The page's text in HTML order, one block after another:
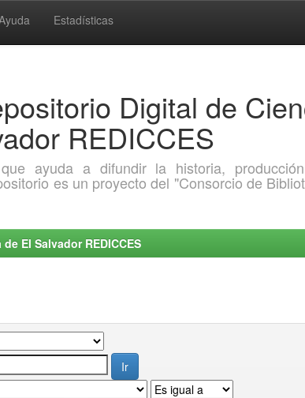
Estadísticas
Digital de
REDICCES
ayuda a difundir la historia,
es un proyecto del "Consorcio de
El Salvador REDICCES